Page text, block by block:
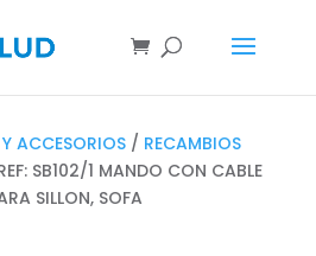
ACCESORIOS/ RECAMBIOS
SB102/1 MANDO CON CABLE
SILLON, SOFA